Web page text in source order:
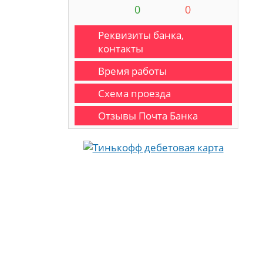
0 0
Реквизиты банка,
контакты
Время работы
Схема проезда
Отзывы Почта Банка